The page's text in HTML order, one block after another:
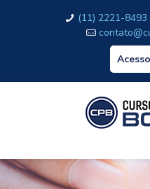
(11) 2221-8493